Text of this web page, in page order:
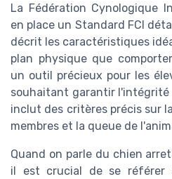
La Fédération Cynologique
en place un Standard FCI
décrit les caractéristiques
plan physique que
un outil précieux pour les
souhaitant garantir l'intégrité
inclut des critères précis sur
membres et la queue de
Quand on parle du chien
il est crucial de se référer